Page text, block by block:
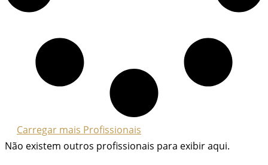
Carregar mais Profissionais
Não existem outros profissionais para exibir aqui.